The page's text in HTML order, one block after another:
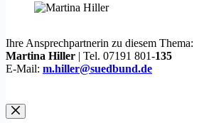
Ihre Ansprechpartnerin zu diesem Thema:
Martina Hiller | Tel. 07191 801-135
E-Mail: m.hiller@suedbund.de